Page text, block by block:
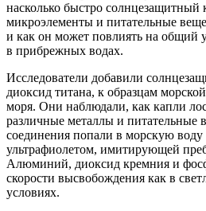
насколько быстро солнцезащитный
микроэлементы и питательные
и как он может повлиять на общий
в прибрежных водах.
Исследователи добавили
диоксид титана, к образцам
моря. Они наблюдали, как капли
различные металлы и питательные
соединения попали в морскую воду
ультрафиолетом, имитирующей
Алюминий, диоксид кремния и
скорости высвобождения как в
условиях.